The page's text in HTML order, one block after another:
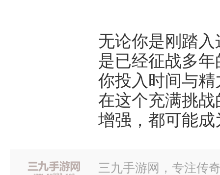
无论你是刚踏
是已经征战多
你投入时间与
在这个充满挑
增强，都可能
三九手游网，专注传